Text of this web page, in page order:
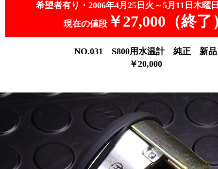
希望者有り・2006年4月25日火～5月11日木曜日
現在の値段 ￥27,000（終了
NO.031 S800用水温計 純正 新品
￥20,000